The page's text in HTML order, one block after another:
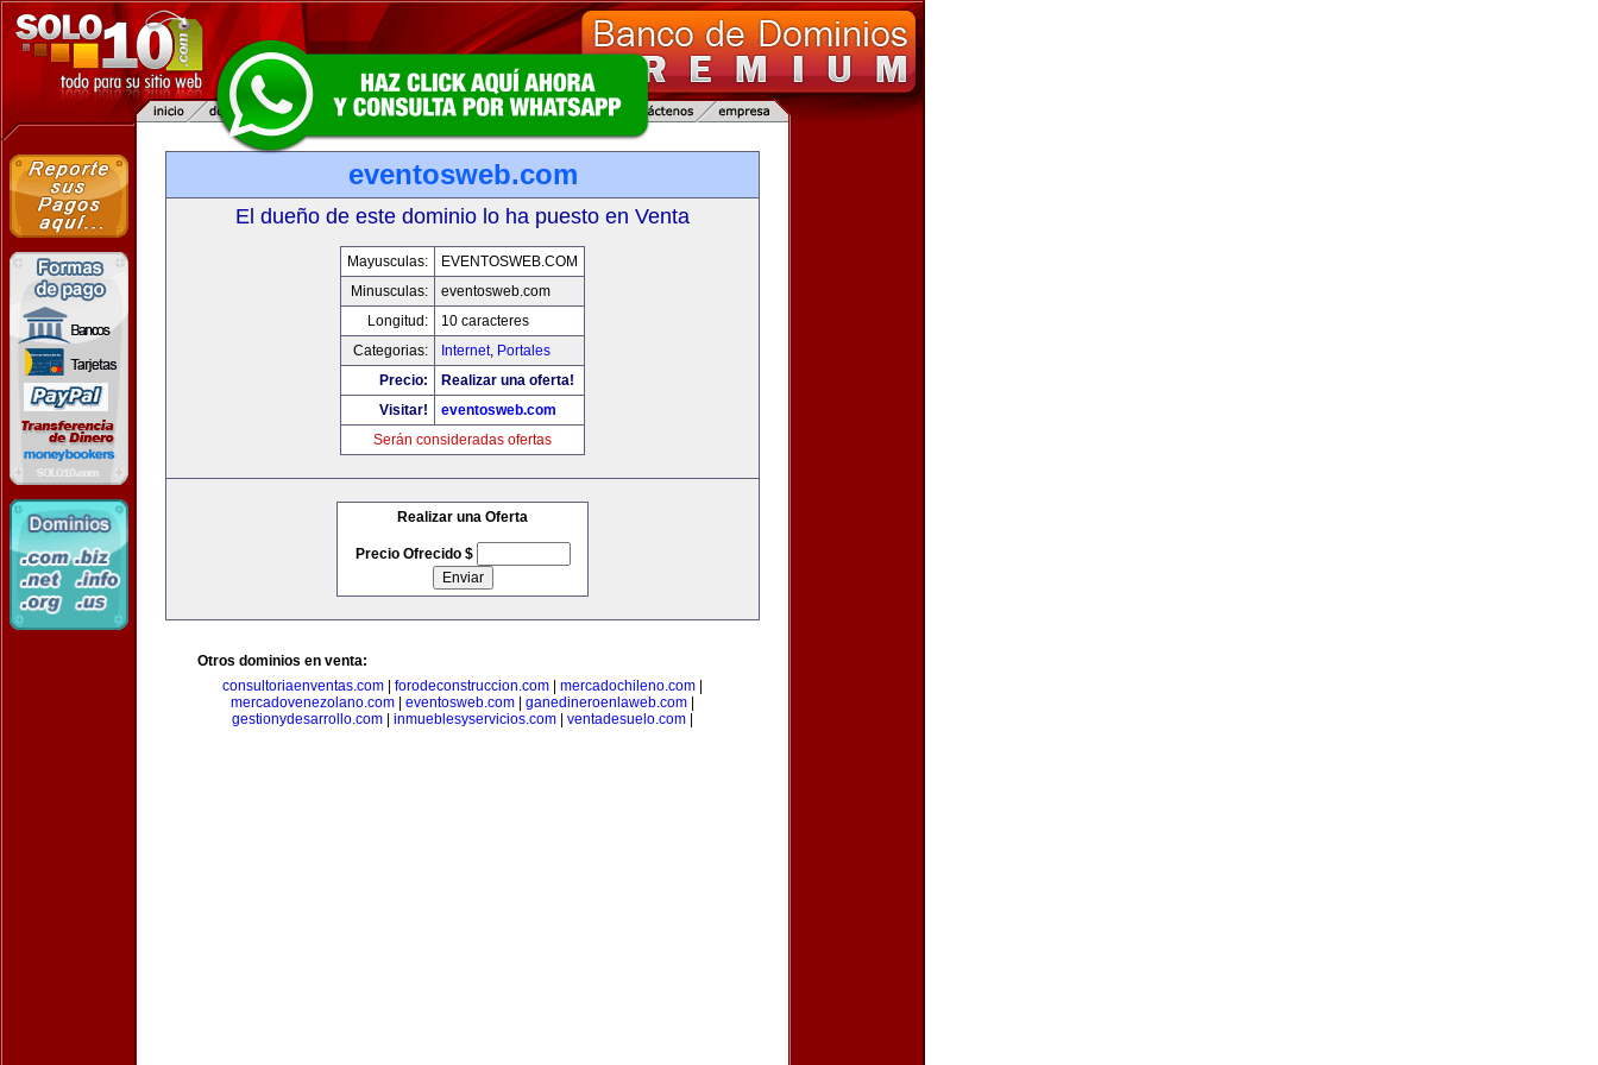
eventosweb.com
El dueño de este dominio lo ha puesto en Venta
Mayusculas:
EVENTOSWEB.COM
Minusculas:
eventosweb.com
Longitud:
10 caracteres
Categorias:
Internet, Portales
Precio:
Realizar una oferta!
Visitar!
eventosweb.com
Serán consideradas ofertas
Realizar una Oferta
Precio Ofrecido $
Otros dominios en venta:
consultoriaenventas.com
forodeconstruccion.com mercadochileno.com
mercadovenezolano.com
eventosweb.com ganedineroenlaweb.com
gestionydesarrollo.com
inmueblesyservicios.com ventadesuelo.com